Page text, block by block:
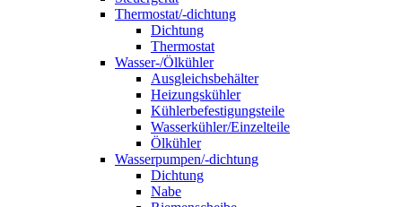
Thermostat/-dichtung
Dichtung
Thermostat
Wasser-/Ölkühler
Ausgleichsbehälter
Heizungskühler
Kühlerbefestigungsteile
Wasserkühler/Einzelteile
Ölkühler
Wasserpumpen/-dichtung
Dichtung
Nabe